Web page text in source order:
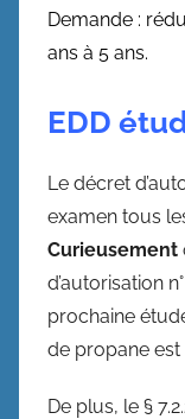
Demande :
ans à 5 ans.
EDD
Le décret
examen tous
Curieusement
d’autorisation
prochaine
de propane
De plus, le §